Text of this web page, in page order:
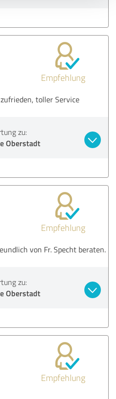
Empfehlung
toller Service
zu:
Oberstadt
Empfehlung
von Fr. Specht beraten.
zu:
Oberstadt
Empfehlung